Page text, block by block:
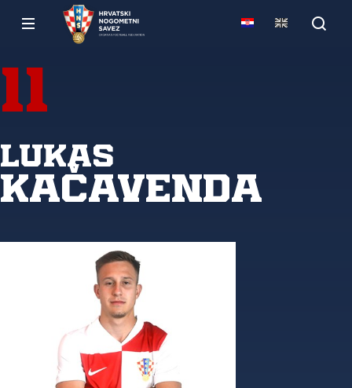
11
Lukas
Kačavenda